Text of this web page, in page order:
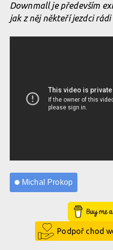
Downmall je především
jak z něj někteří jezdci rádi
Michal Prokop
Buy
Podpoř chod